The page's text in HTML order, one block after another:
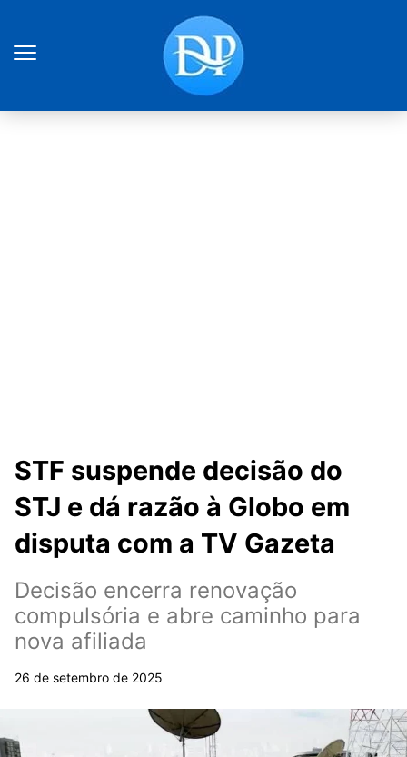
STF suspende decisão do
STJ e dá razão à Globo em
disputa com a TV Gazeta
Decisão encerra renovação
compulsória e abre caminho para
nova afiliada
26 de setembro de 2025